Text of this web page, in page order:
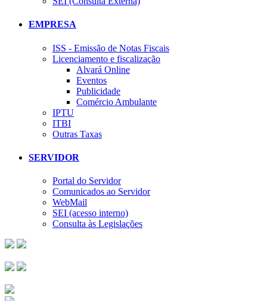
EMPRESA
ISS - Emissão de Notas Fiscais
Licenciamento e fiscalização
Alvará Online
Eventos
Publicidade
Comércio Ambulante
IPTU
ITBI
Outras Taxas
SERVIDOR
Portal do Servidor
Comunicados ao Servidor
WebMail
SEI (acesso interno)
Consulta às Legislações